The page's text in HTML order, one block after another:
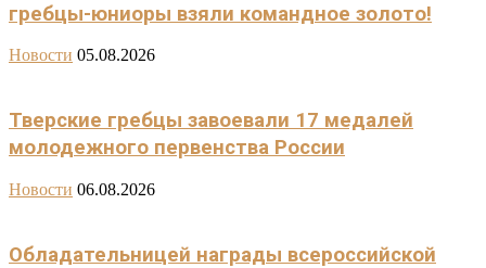
гребцы-юниоры взяли командное золото!
Новости 05.08.2026
Тверские гребцы завоевали 17 медалей
молодежного первенства России
Новости 06.08.2026
Обладательницей награды всероссийской